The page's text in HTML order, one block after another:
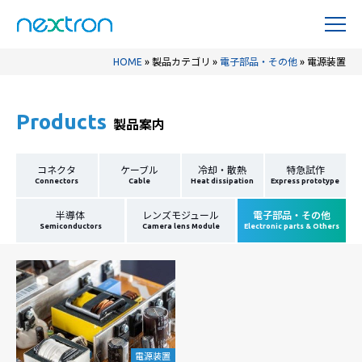
HOME » 製品カテゴリ » 電子部品・その他 » 電源装置
Products 製品案内
コネクタ
Connectors
ケーブル
Cable
冷却・散熱
Heat dissipation
特急試作
Express prototype
半導体
Semiconductors
レンズモジュール
Camera lens Module
電子部品・その他
Electronic parts & Others
電源装置